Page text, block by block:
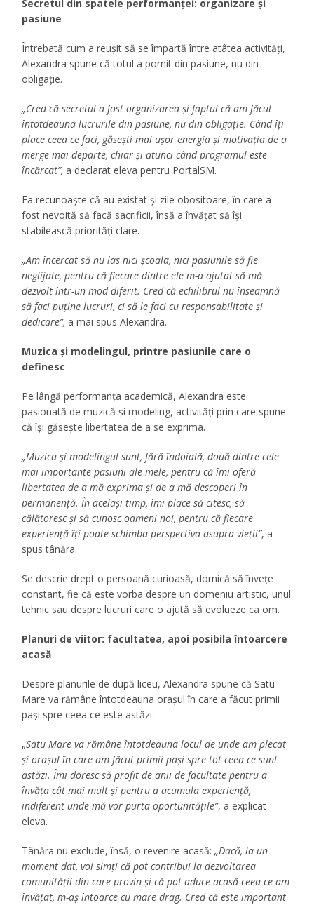
Secretul din spatele performanței: organizare și
pasiune
Întrebată cum a reușit să se împartă între atâtea activități,
Alexandra spune că totul a pornit din pasiune, nu din
obligație.
„Cred că secretul a fost organizarea și faptul că am făcut
întotdeauna lucrurile din pasiune, nu din obligație. Când îți
place ceea ce faci, găsești mai ușor energia și motivația de a
merge mai departe, chiar și atunci când programul este
încărcat”, a declarat eleva pentru PortalSM.
Ea recunoaște că au existat și zile obositoare, în care a
fost nevoită să facă sacrificii, însă a învățat să își
stabilească priorități clare.
„Am încercat să nu las nici școala, nici pasiunile să fie
neglijate, pentru că fiecare dintre ele m-a ajutat să mă
dezvolt într-un mod diferit. Cred că echilibrul nu înseamnă
să faci puține lucruri, ci să le faci cu responsabilitate și
dedicare”, a mai spus Alexandra.
Muzica și modelingul, printre pasiunile care o
definesc
Pe lângă performanța academică, Alexandra este
pasionată de muzică și modeling, activități prin care spune
că își găsește libertatea de a se exprima.
„Muzica și modelingul sunt, fără îndoială, două dintre cele
mai importante pasiuni ale mele, pentru că îmi oferă
libertatea de a mă exprima și de a mă descoperi în
permanență. În același timp, îmi place să citesc, să
călătoresc și să cunosc oameni noi, pentru că fiecare
experiență îți poate schimba perspectiva asupra vieții”, a
spus tânăra.
Se descrie drept o persoană curioasă, dornică să învețe
constant, fie că este vorba despre un domeniu artistic, unul
tehnic sau despre lucruri care o ajută să evolueze ca om.
Planuri de viitor: facultatea, apoi posibila întoarcere
acasă
Despre planurile de după liceu, Alexandra spune că Satu
Mare va rămâne întotdeauna orașul în care a făcut primii
pași spre ceea ce este astăzi.
„Satu Mare va rămâne întotdeauna locul de unde am plecat
și orașul în care am făcut primii pași spre tot ceea ce sunt
astăzi. Îmi doresc să profit de anii de facultate pentru a
învăța cât mai mult și pentru a acumula experiență,
indiferent unde mă vor purta oportunitățile”, a explicat
eleva.
Tânăra nu exclude, însă, o revenire acasă: „Dacă, la un
moment dat, voi simți că pot contribui la dezvoltarea
comunității din care provin și că pot aduce acasă ceea ce am
învățat, m-aș întoarce cu mare drag. Cred că este important